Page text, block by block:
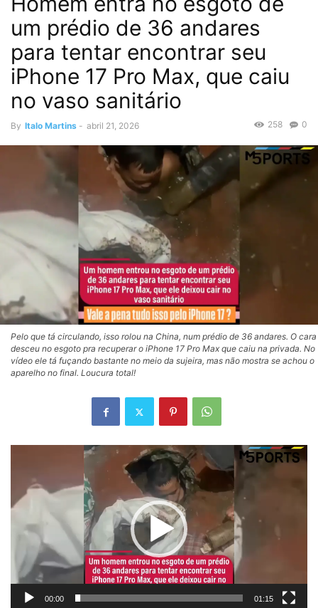
um prédio de 36 andares
para tentar encontrar seu
iPhone 17 Pro Max, que caiu
no vaso sanitário
By Italo Martins - abril 21, 2026 0
258
Pelo que tá circulando, isso rolou na China, num prédio de 36 andares. O cara
desceu no esgoto pra recuperar o iPhone 17 Pro Max que caiu na privada. No
vídeo ele tá fuçando bastante no meio da sujeira, mas não mostra se achou o
aparelho no final. Loucura total!
vídeo
00:00 01:15